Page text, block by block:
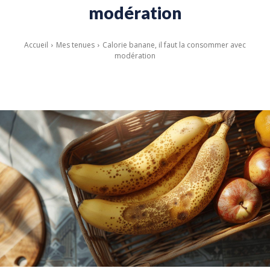
modération
Accueil Mes tenues
Calorie banane, il faut la consommer avec
modération